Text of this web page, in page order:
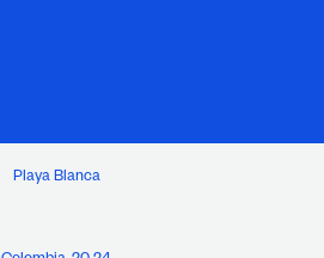
Playa Blanca